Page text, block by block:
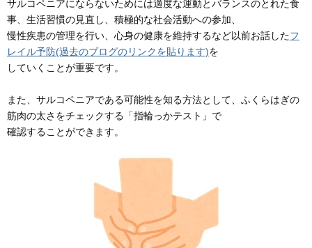
サルコペニアにならないためには適度な運動とバランスのとれた食
事、生活習慣の見直し、積極的な社会活動への参加、
慢性疾患の管理を行い、心身の健康を維持するなど以前お話したフ
レイル予防(過去のブログのリンクを貼ります)を
していくことが重要です。
また、サルコペニアである可能性を知る方法として、ふくらはぎの
筋肉の太さをチェックする「指輪っかテスト」で
確認することができます。